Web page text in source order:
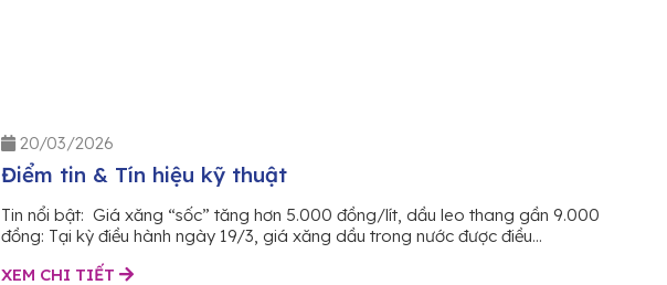
20/03/2026
Điểm tin & Tín hiệu kỹ thuật
Tin nổi bật: Giá xăng “sốc” tăng hơn 5.000 đồng/lít, dầu leo thang gần 9.000
đồng: Tại kỳ điều hành ngày 19/3, giá xăng dầu trong nước được điều...
XEM CHI TIẾT